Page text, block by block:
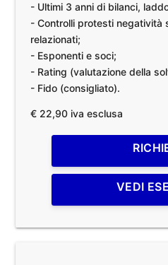
- Ultimi 3 anni di bilanci,
- Controlli protesti negatività
relazionati;
- Esponenti e soci;
- Rating (valutazione della
- Fido (consigliato).
€ 22,90 iva esclusa
VEDI